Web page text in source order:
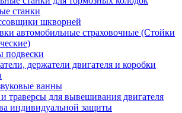
станки
шкворней
автомобильные страховочные (Стойки
подвески
держатели двигателя и коробки
ванны
траверсы для вывешивания двигателя
индивидуальной защиты